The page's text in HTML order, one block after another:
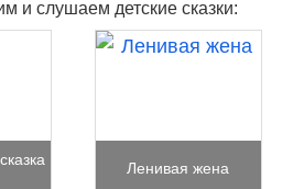
и слушаем детские сказки:
Ленивая жена